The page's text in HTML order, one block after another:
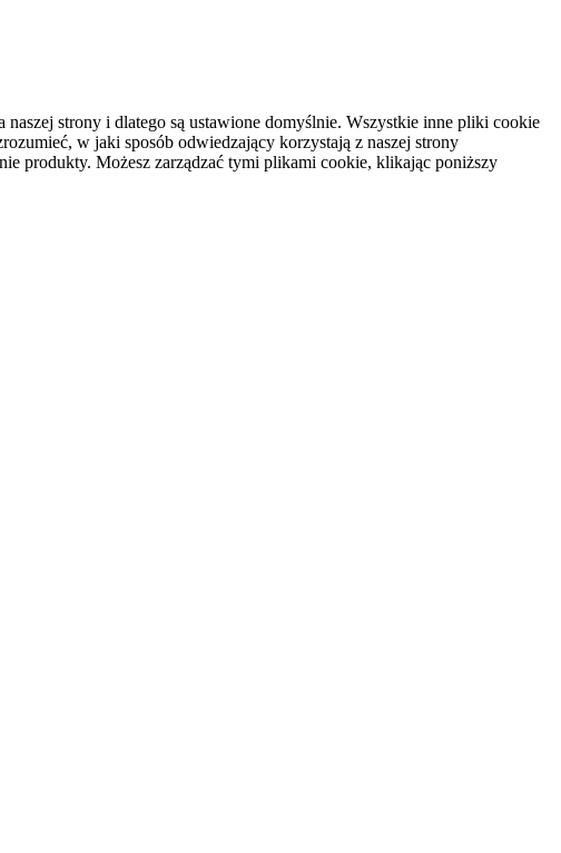
strony i dlatego są ustawione domyślnie. Wszystkie inne pliki cookie
w jaki sposób odwiedzający korzystają z naszej strony
produkty. Możesz zarządzać tymi plikami cookie, klikając poniższy